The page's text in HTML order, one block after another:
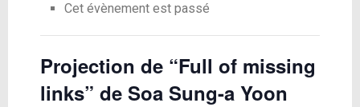
Cet évènement est passé
Projection de “Full of missing
links” de Soa Sung-a Yoon